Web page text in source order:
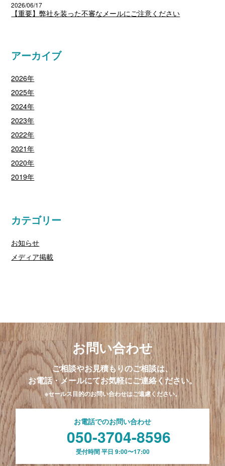
2026/06/17
【重要】弊社を装った不審なメールにご注意ください
アーカイブ
2026年
2025年
2024年
2023年
2022年
2021年
2020年
2019年
カテゴリー
お知らせ
メディア掲載
お問い合わせ
ご相談やお見積もりのご相談は、
お電話・メールにてお気軽にご連絡ください。
※セールス目的のお問い合わせはご遠慮ください。
お電話でのお問い合わせ
050-3704-8596
受付時間 平日 9:00〜17:00